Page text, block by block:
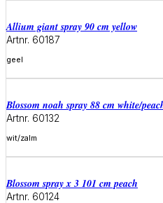
allium giant spray 90 cm yellow
Artnr. 60187
geel
Meer informatie
blossom noah spray 88 cm white/
Artnr. 60132
wit/zalm
blossom spray x 3 101 cm peach
Artnr. 60124